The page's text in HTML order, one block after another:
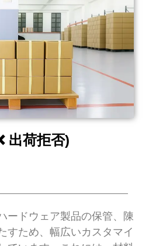
出荷拒否)
ードウェア製品の保管、陳
すため、幅広いカスタマイ